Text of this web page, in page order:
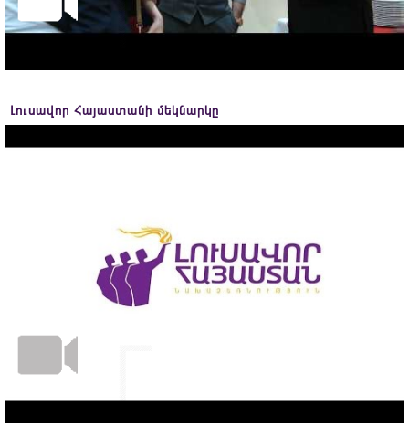
Լուսավոր Հայաստանի մեկնարկը